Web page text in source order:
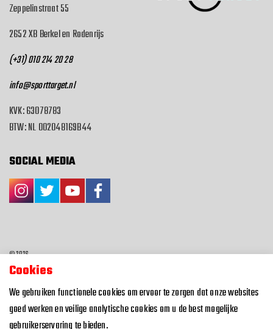
Zeppelinstraat 55
2652 XB Berkel en Rodenrijs
(+31) 010 214 20 28
info@sporttarget.nl
KVK: 63078783
BTW: NL 002048169B44
SOCIAL MEDIA
© 2026
Algemene voorwaarden
Design | Website | Webshop:Landstra & de Groot
Cookies
We gebruiken functionele cookies om ervoor te zorgen dat onze websites
goed werken en veilige analytische cookies om u de best mogelijke